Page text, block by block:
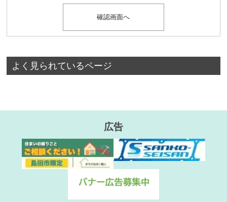
よく見られているページ
広告